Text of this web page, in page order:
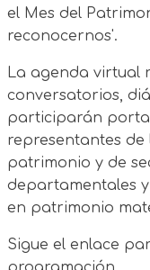
el Mes del
reconocernos'.
La agenda virtual
conversatorios,
participarán
representantes de
patrimonio y de
departamentales
en patrimonio
Sigue el enlace